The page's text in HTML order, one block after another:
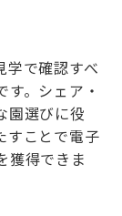
学で確認すべ
。シェア・
園選びに役
すことで電子
獲得できま